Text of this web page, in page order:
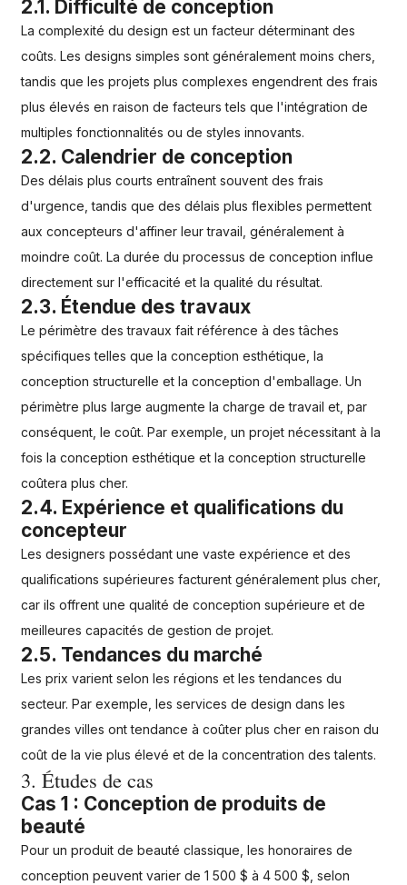
2.1. Difficulté de conception
La complexité du design est un facteur déterminant des
coûts. Les designs simples sont généralement moins chers,
tandis que les projets plus complexes engendrent des frais
plus élevés en raison de facteurs tels que l'intégration de
multiples fonctionnalités ou de styles innovants.
2.2. Calendrier de conception
Des délais plus courts entraînent souvent des frais
d'urgence, tandis que des délais plus flexibles permettent
aux concepteurs d'affiner leur travail, généralement à
moindre coût. La durée du processus de conception influe
directement sur l'efficacité et la qualité du résultat.
2.3. Étendue des travaux
Le périmètre des travaux fait référence à des tâches
spécifiques telles que la conception esthétique, la
conception structurelle et la conception d'emballage. Un
périmètre plus large augmente la charge de travail et, par
conséquent, le coût. Par exemple, un projet nécessitant à la
fois la conception esthétique et la conception structurelle
coûtera plus cher.
2.4. Expérience et qualifications du
concepteur
Les designers possédant une vaste expérience et des
qualifications supérieures facturent généralement plus cher,
car ils offrent une qualité de conception supérieure et de
meilleures capacités de gestion de projet.
2.5. Tendances du marché
Les prix varient selon les régions et les tendances du
secteur. Par exemple, les services de design dans les
grandes villes ont tendance à coûter plus cher en raison du
coût de la vie plus élevé et de la concentration des talents.
3. Études de cas
Cas 1 : Conception de produits de
beauté
Pour un produit de beauté classique, les honoraires de
conception peuvent varier de 1 500 $ à 4 500 $, selon